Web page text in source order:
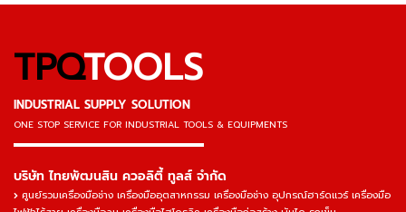
TPQTOOLS
INDUSTRIAL SUPPLY SOLUTION
ONE STOP SERVICE FOR INDUSTRIAL TOOLS & EQUIPMENTS
▬▬▬▬▬▬▬▬▬▬▬▬▬▬▬
บริษัท ไทยพัฒนสิน ควอลิตี้ ทูลส์ จำกัด
ศูนย์รวมเครื่องมือช่าง เครื่องมืออุตสาหกรรม เครื่องมือช่าง อุปกรณ์ฮาร์ดแวร์ เครื่องมือ